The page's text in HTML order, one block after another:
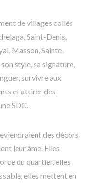
de villages collés
Saint-Denis,
Masson, Sainte-
son style, sa signature,
survivre aux
et attirer des
SDC.
des décors
leur âme. Elles
du quartier, elles
elles mettent en